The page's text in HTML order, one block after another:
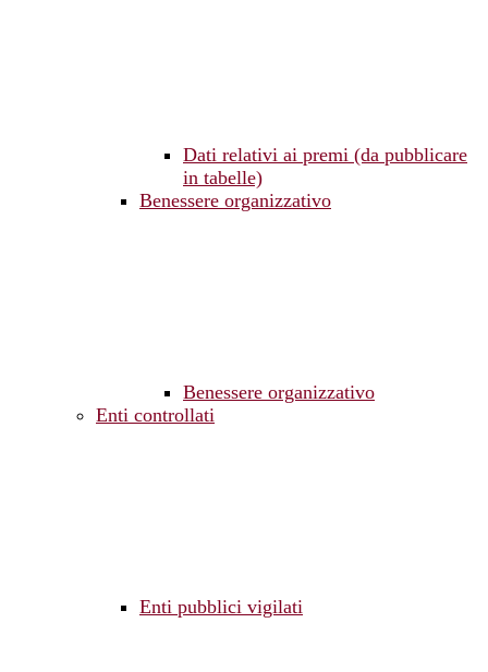
Dati relativi ai premi (da pubblicare
in tabelle)
Benessere organizzativo
Benessere organizzativo
Enti controllati
Enti pubblici vigilati